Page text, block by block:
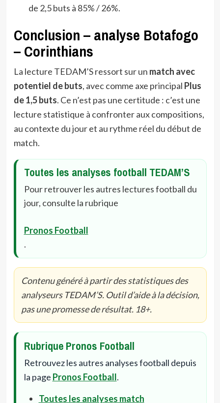
de 2,5 buts à 85% / 26%.
Conclusion – analyse Botafogo
– Corinthians
La lecture TEDAM’S ressort sur un match avec
potentiel de buts, avec comme axe principal Plus
de 1,5 buts. Ce n’est pas une certitude : c’est une
lecture statistique à confronter aux compositions,
au contexte du jour et au rythme réel du début de
match.
Toutes les analyses football TEDAM’S
Pour retrouver les autres lectures football du
jour, consulte la rubrique
Pronos Football
.
Contenu généré à partir des statistiques des
analyseurs TEDAM’S. Outil d’aide à la décision,
pas une promesse de résultat. 18+.
Rubrique Pronos Football
Retrouvez les autres analyses football depuis
la page Pronos Football.
Toutes les analyses match